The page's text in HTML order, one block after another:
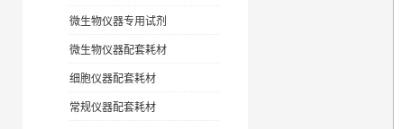
微生物仪器专用试剂
微生物仪器配套耗材
细胞仪器配套耗材
常规仪器配套耗材